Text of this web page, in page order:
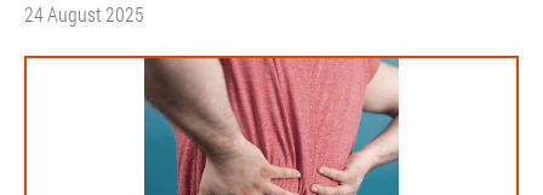
24 August 2025